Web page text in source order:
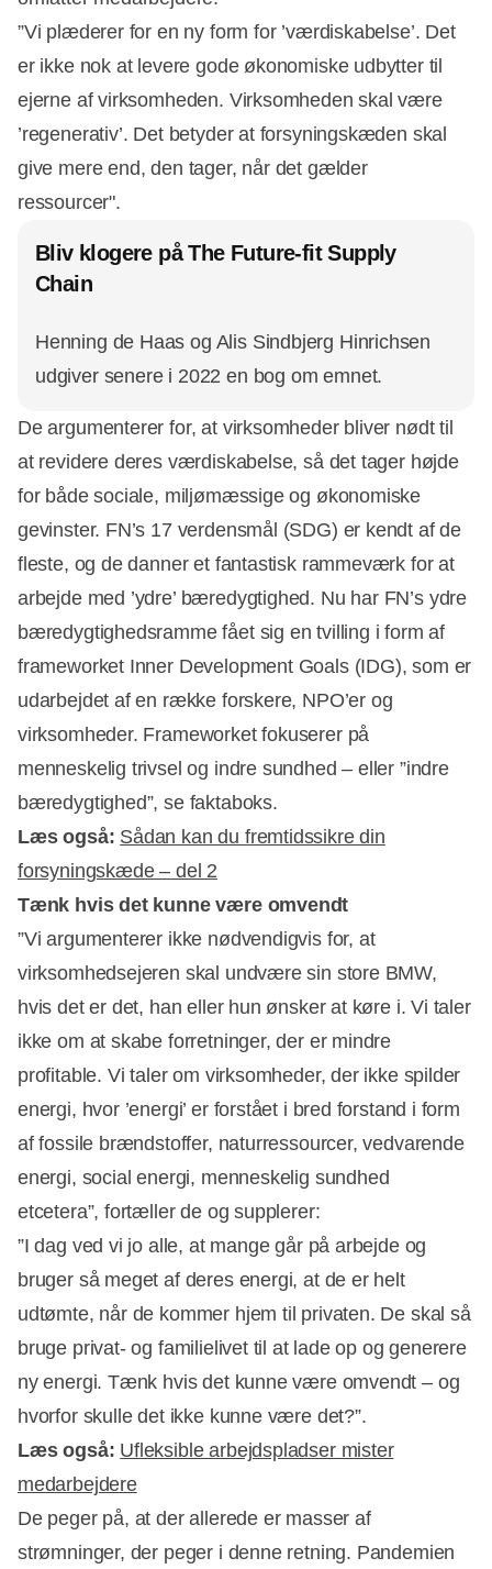
”Vi plæderer for en ny form for ’værdiskabelse’. Det
er ikke nok at levere gode økonomiske udbytter til
ejerne af virksomheden. Virksomheden skal være
’regenerativ’. Det betyder at forsyningskæden skal
give mere end, den tager, når det gælder
ressourcer".
Bliv klogere på The Future-fit Supply
Chain
Henning de Haas og Alis Sindbjerg Hinrichsen
udgiver senere i 2022 en bog om emnet.
De argumenterer for, at virksomheder bliver nødt til
at revidere deres værdiskabelse, så det tager højde
for både sociale, miljømæssige og økonomiske
gevinster. FN’s 17 verdensmål (SDG) er kendt af de
fleste, og de danner et fantastisk rammeværk for at
arbejde med ’ydre’ bæredygtighed. Nu har FN’s ydre
bæredygtighedsramme fået sig en tvilling i form af
frameworket Inner Development Goals (IDG), som er
udarbejdet af en række forskere, NPO’er og
virksomheder. Frameworket fokuserer på
menneskelig trivsel og indre sundhed – eller ”indre
bæredygtighed”, se faktaboks.
Læs også: Sådan kan du fremtidssikre din
forsyningskæde – del 2
Tænk hvis det kunne være omvendt
”Vi argumenterer ikke nødvendigvis for, at
virksomhedsejeren skal undvære sin store BMW,
hvis det er det, han eller hun ønsker at køre i. Vi taler
ikke om at skabe forretninger, der er mindre
profitable. Vi taler om virksomheder, der ikke spilder
energi, hvor ’energi’ er forstået i bred forstand i form
af fossile brændstoffer, naturressourcer, vedvarende
energi, social energi, menneskelig sundhed
etcetera”, fortæller de og supplerer:
”I dag ved vi jo alle, at mange går på arbejde og
bruger så meget af deres energi, at de er helt
udtømte, når de kommer hjem til privaten. De skal så
bruge privat- og familielivet til at lade op og generere
ny energi. Tænk hvis det kunne være omvendt – og
hvorfor skulle det ikke kunne være det?”.
Læs også: Ufleksible arbejdspladser mister
medarbejdere
De peger på, at der allerede er masser af
strømninger, der peger i denne retning. Pandemien